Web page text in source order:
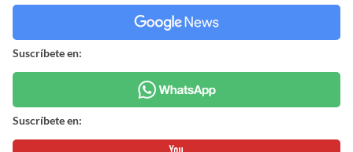
Suscríbete en:
Suscríbete en: